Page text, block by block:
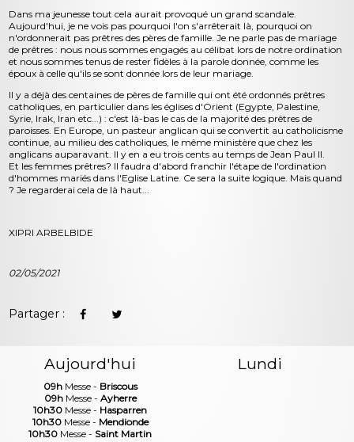
Dans ma jeunesse tout cela aurait provoqué un grand scandale.
Aujourd'hui, je ne vois pas pourquoi l'on s'arrêterait là, pourquoi on
n'ordonnerait pas prêtres des pères de famille. Je ne parle pas de mariage
de prêtres : nous nous sommes engagés au célibat lors de notre ordination
et nous sommes tenus de rester fidèles à la parole donnée, comme les
époux à celle qu'ils se sont donnée lors de leur mariage.
Il y a déjà des centaines de pères de famille qui ont été ordonnés prêtres
catholiques, en particulier dans les églises d'Orient (Egypte, Palestine,
Syrie, Irak, Iran etc...) : c'est là-bas le cas de la majorité des prêtres de
paroisses. En Europe, un pasteur anglican qui se convertit au catholicisme
continue, au milieu des catholiques, le même ministère que chez les
anglicans auparavant. Il y en a eu trois cents au temps de Jean Paul II.
Et les femmes prêtres? Il faudra d'abord franchir l'étape de l'ordination
d'hommes mariés dans l'Eglise Latine. Ce sera la suite logique. Mais quand
? Je regarderai cela de là haut...
XIPRI ARBELBIDE
02/05/2021
Partager :
Aujourd'hui
09hMesse - Briscous
09hMesse - Ayherre
10h30 Messe - Hasparren
10h30Messe - Mendionde
10h30 Messe - Saint Martin
Lundi